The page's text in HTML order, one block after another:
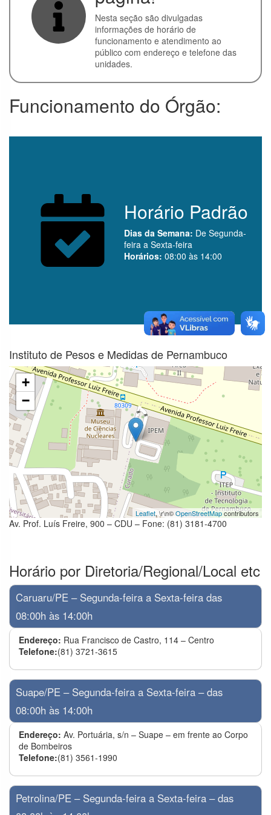
Convênios
Execução
Orçamentária
Licitações
Contratos
Servidores
Serviço de
Informação ao
Cidadão
Sobre a LAI
COVID-19 –
e aquisições
Proteção de
Dados
Pessoais
Obras e
Serviços de
Engenharia
Nesta seção são divulgadas
informações de horário de
funcionamento e atendimento ao
público com endereço e telefone das
unidades.
Funcionamento do Órgão:
Horário Padrão
Dias da Semana: De Segunda-
feira a Sexta-feira
Horários: 08:00 às 14:00
Instituto de Pesos e Medidas de Pernambuco
+
−
Leaflet, \r\n©OpenStreetMapcontributors
Av. Prof. Luís Freire, 900 – CDU – Fone: (81) 3181-4700
Horário por Diretoria/Regional/Local etc
Caruaru/PE – Segunda-feira a Sexta-feira das
08:00h às 14:00h
Endereço: Rua Francisco de Castro, 114 – Centro
Telefone:(81) 3721-3615
Suape/PE – Segunda-feira a Sexta-feira – das
08:00h às 14:00h
Endereço: Av. Portuária, s/n – Suape – em frente ao Corpo
de Bombeiros
Telefone:(81) 3561-1990
Petrolina/PE – Segunda-feira a Sexta-feira – das